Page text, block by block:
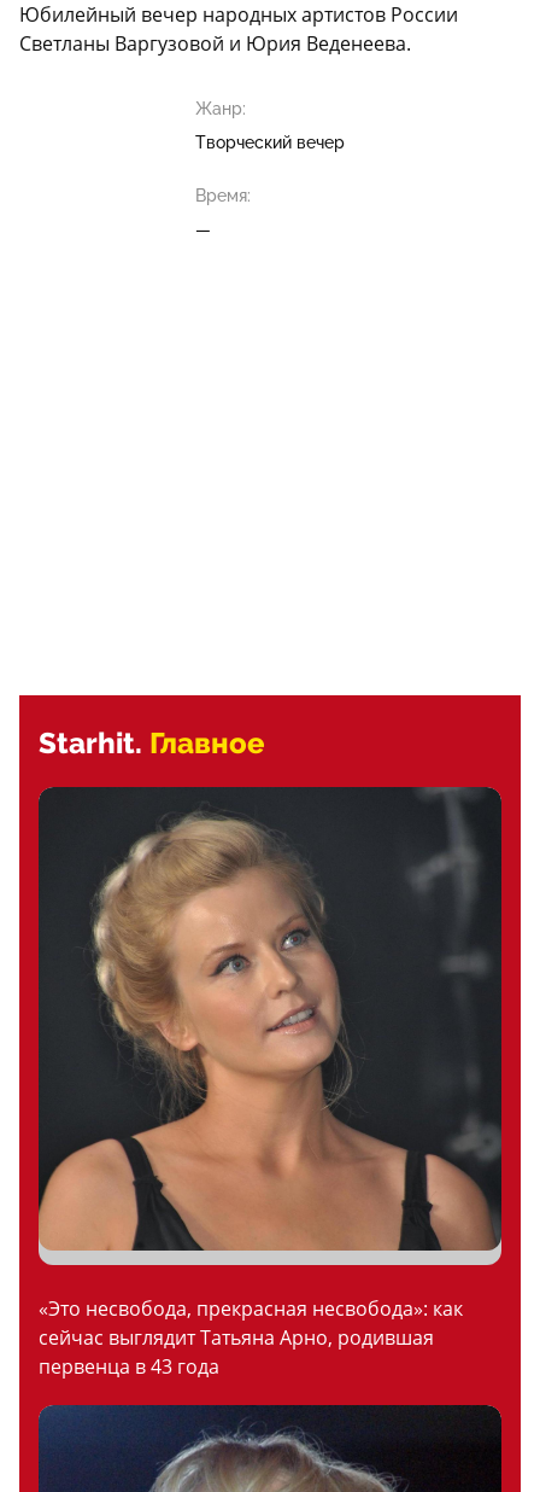
Юбилейный вечер народных артистов России
Светланы Варгузовой и Юрия Веденеева.
Жанр:
Творческий вечер
Время:
—
Starhit. Главное
«Это несвобода, прекрасная несвобода»: как
сейчас выглядит Татьяна Арно, родившая
первенца в 43 года